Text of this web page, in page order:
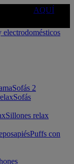
AQUÍ
Sofás 2
Sofás
Sillones relax
Puffs con